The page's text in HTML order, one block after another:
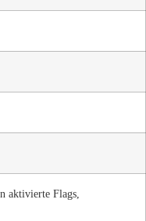
aktivierte Flags,